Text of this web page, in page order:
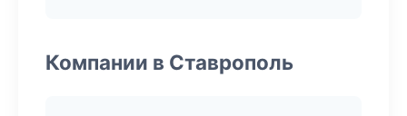
Компании в Ставрополь